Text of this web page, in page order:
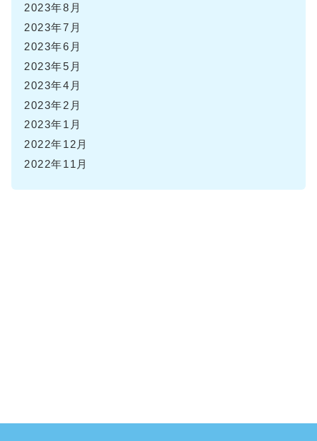
2023年8月
2023年7月
2023年6月
2023年5月
2023年4月
2023年2月
2023年1月
2022年12月
2022年11月